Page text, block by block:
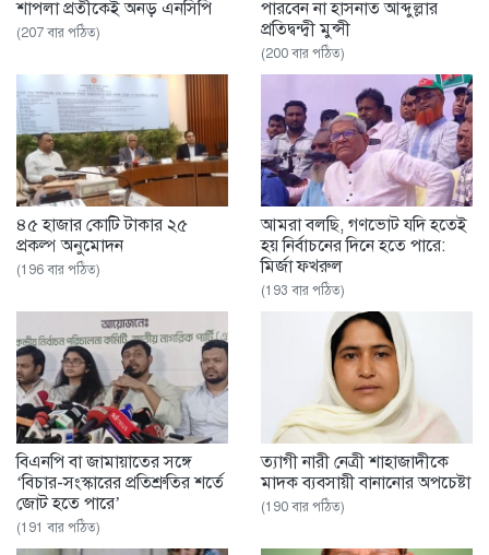
শাপলা প্রতীকেই অনড় এনসিপি
(207 বার পঠিত)
পারবেন না হাসনাত আব্দুল্লার
প্রতিদ্বন্দ্বী মুন্সী
(200 বার পঠিত)
৪৫ হাজার কোটি টাকার ২৫
প্রকল্প অনুমোদন
(196 বার পঠিত)
আমরা বলছি, গণভোট যদি হতেই
হয় নির্বাচনের দিনে হতে পারে:
মির্জা ফখরুল
(193 বার পঠিত)
বিএনপি বা জামায়াতের সঙ্গে
‘বিচার-সংস্কারের প্রতিশ্রুতির শর্তে
জোট হতে পারে’
(191 বার পঠিত)
ত্যাগী নারী নেত্রী শাহাজাদীকে
মাদক ব্যবসায়ী বানানোর অপচেষ্টা
(190 বার পঠিত)